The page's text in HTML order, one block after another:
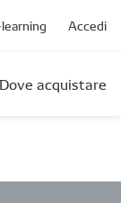
Accedi
Dove acquistare